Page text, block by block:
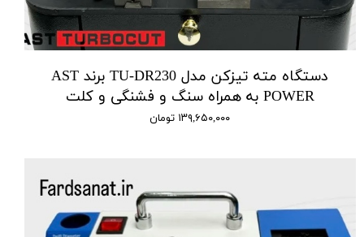
دستگاه مته تیزکن مدل TU-DR230 برند AST
POWER به همراه سنگ و فشنگی و کلت
۱۳۹,۶۵۰,۰۰۰ تومان